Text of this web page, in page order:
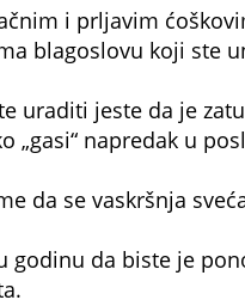
i prljavim
blagoslovu koji ste
uraditi jeste da je
„gasi“ napredak u
da se vaskršnja
godinu da biste je